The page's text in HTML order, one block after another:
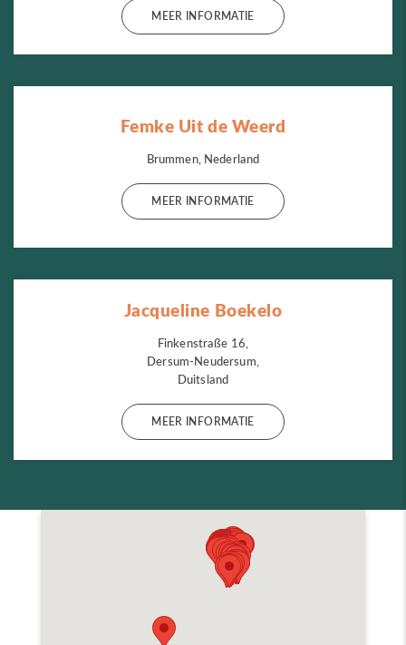
MEER INFORMATIE
Femke Uit de Weerd
Brummen, Nederland
MEER INFORMATIE
Jacqueline Boekelo
Finkenstraße 16,
Dersum-Neudersum,
Duitsland
MEER INFORMATIE